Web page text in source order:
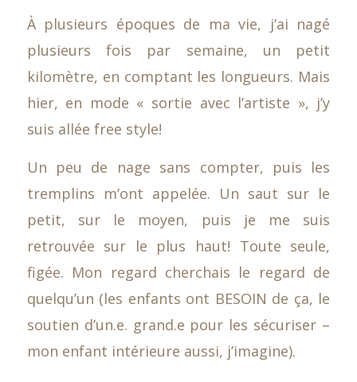
À plusieurs époques de ma vie, j’ai nagé
plusieurs fois par semaine, un petit
kilomètre, en comptant les longueurs. Mais
hier, en mode « sortie avec l’artiste », j’y
suis allée free style!
Un peu de nage sans compter, puis les
tremplins m’ont appelée. Un saut sur le
petit, sur le moyen, puis je me suis
retrouvée sur le plus haut! Toute seule,
figée. Mon regard cherchais le regard de
quelqu’un (les enfants ont BESOIN de ça, le
soutien d’un.e. grand.e pour les sécuriser –
mon enfant intérieure aussi, j’imagine).